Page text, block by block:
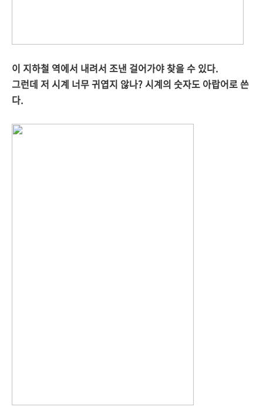
이 지하철 역에서 내려서 조낸 걸어가야 찾을 수 있다.
그런데 저 시계 너무 귀엽지 않나? 시계의 숫자도 아랍어로 쓴
다.